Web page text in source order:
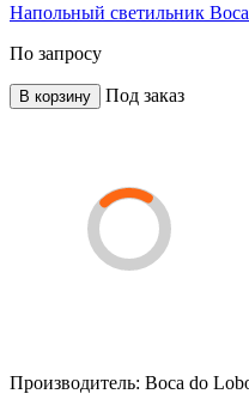
Напольный светильник
По запросу
В корзину Под заказ
Производитель: Boca do